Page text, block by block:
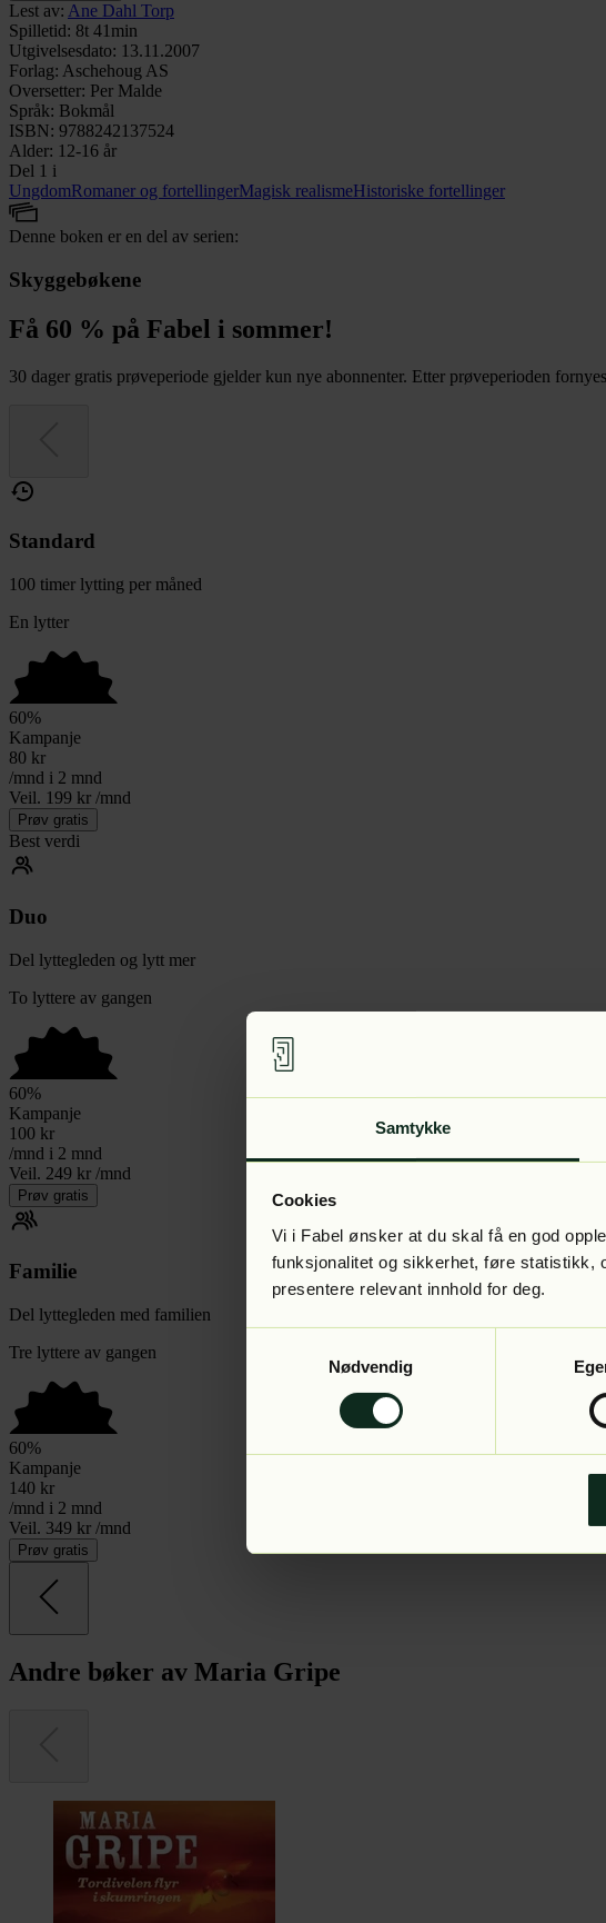
Samtykke
Cookies
Vi i Fabel ønsker at du skal få en god
funksjonalitet og sikkerhet, føre statistikk,
presentere relevant innhold for deg.
Nødvendig
Lest av: Ane Dahl Torp
Spilletid: 8t 41min
Utgivelsesdato: 13.11.2007
Forlag: Aschehoug AS
Oversetter: Per Malde
Språk: Bokmål
ISBN: 9788242137524
Alder: 12-16 år
Del 1 i
UngdomRomaner og fortellingerMagisk realismeHistoriske fortellinger
Denne boken er en del av serien:
Skyggebøkene
Få 60 % på Fabel i sommer!
30 dager gratis prøveperiode gjelder kun nye abonnenter. Etter prøveperioden
Standard
100 timer lytting per måned
En lytter
60%
Kampanje
80 kr
/mnd i 2 mnd
Veil. 199 kr /mnd
Prøv gratis
Best verdi
Duo
Del lyttegleden og lytt mer
To lyttere av gangen
60%
Kampanje
100 kr
/mnd i 2 mnd
Veil. 249 kr /mnd
Prøv gratis
Familie
Del lyttegleden med familien
Tre lyttere av gangen
60%
Kampanje
140 kr
/mnd i 2 mnd
Veil. 349 kr /mnd
Prøv gratis
Andre bøker av Maria Gripe